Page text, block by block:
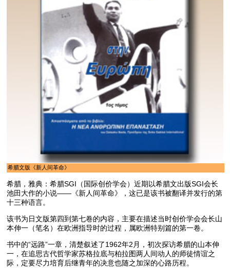
希腊文版《新人间革命》
希腊，雅典：希腊SGI（国际创价学会）近期以希腊文出版SGI会长
池田大作的小说——《新人间革命》，这已是该书被翻译并发行的第
十三种语言。
该书为日文版第四到第七卷的内容，主要在描述当时创价学会会长山
本伸一（笔名）在欧洲指导时的过程，属欧洲特别篇的第一卷。
书中的“远路”一章，清楚叙述了1962年2月，初次探访希腊的山本伸
一，在追思古代哲学家苏格拉底与柏拉图两人间动人的师徒情谊之
际，定要尽力培育后继青年的决意也随之加深的心路历程。